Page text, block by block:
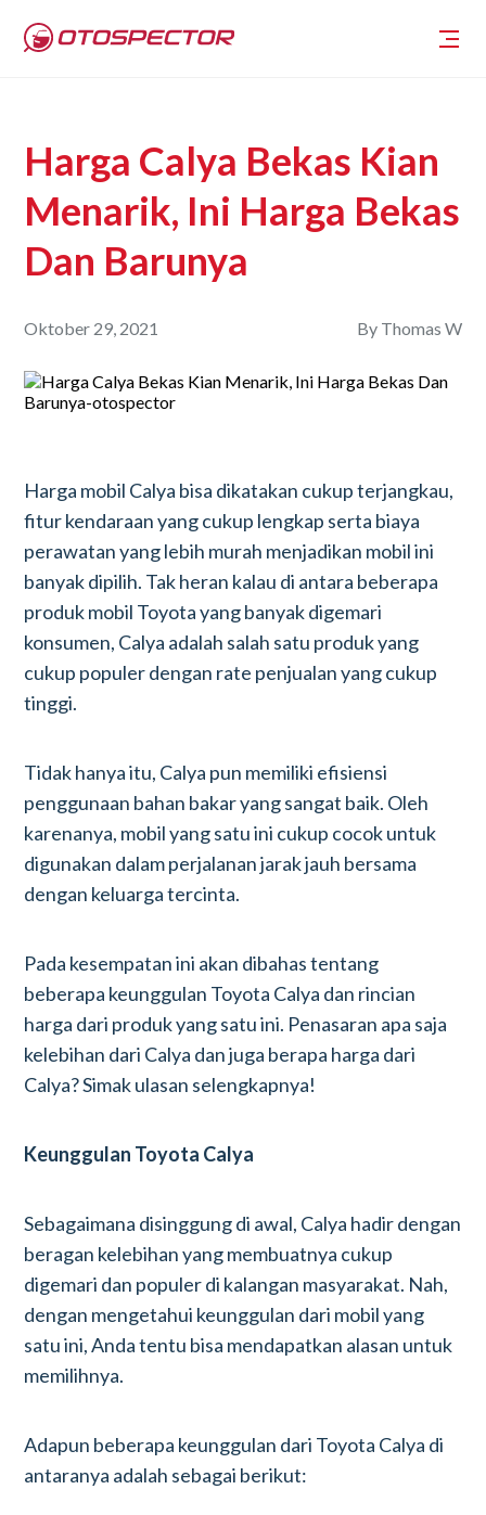
Harga Calya Bekas Kian
Menarik, Ini Harga Bekas
Dan Barunya
Oktober 29, 2021 By Thomas W
Harga mobil Calya bisa dikatakan cukup terjangkau,
fitur kendaraan yang cukup lengkap serta biaya
perawatan yang lebih murah menjadikan mobil ini
banyak dipilih. Tak heran kalau di antara beberapa
produk mobil Toyota yang banyak digemari
konsumen, Calya adalah salah satu produk yang
cukup populer dengan rate penjualan yang cukup
tinggi.
Tidak hanya itu, Calya pun memiliki efisiensi
penggunaan bahan bakar yang sangat baik. Oleh
karenanya, mobil yang satu ini cukup cocok untuk
digunakan dalam perjalanan jarak jauh bersama
dengan keluarga tercinta.
Pada kesempatan ini akan dibahas tentang
beberapa keunggulan Toyota Calya dan rincian
harga dari produk yang satu ini. Penasaran apa saja
kelebihan dari Calya dan juga berapa harga dari
Calya? Simak ulasan selengkapnya!
Keunggulan Toyota Calya
Sebagaimana disinggung di awal, Calya hadir dengan
beragan kelebihan yang membuatnya cukup
digemari dan populer di kalangan masyarakat. Nah,
dengan mengetahui keunggulan dari mobil yang
satu ini, Anda tentu bisa mendapatkan alasan untuk
memilihnya.
Adapun beberapa keunggulan dari Toyota Calya di
antaranya adalah sebagai berikut: